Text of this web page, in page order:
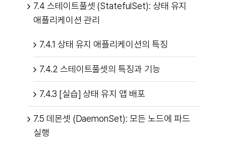
7.4 스테이트풀셋 (StatefulSet): 상태 유지
애플리케이션 관리
7.4.1 상태 유지 애플리케이션의 특징
7.4.2 스테이트풀셋의 특징과 기능
7.4.3 [실습] 상태 유지 앱 배포
7.5 데몬셋 (DaemonSet): 모든 노드에 파드
실행